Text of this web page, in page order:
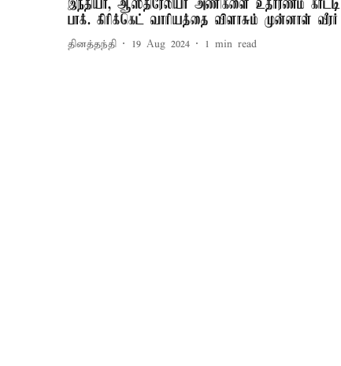
இந்தியா, ஆஸ்திரேலியா அணிகளை உதாரணம் காட்டி
பாக். கிரிக்கெட் வாரியத்தை விளாசும் முன்னாள் வீரர்
தினத்தந்தி 19 Aug 2024 1 min read